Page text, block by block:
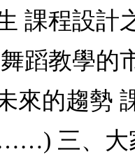
課程設計
蹈教學的
來的趨勢
三、